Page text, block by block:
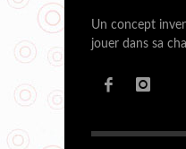
Un concept
jouer dans sa